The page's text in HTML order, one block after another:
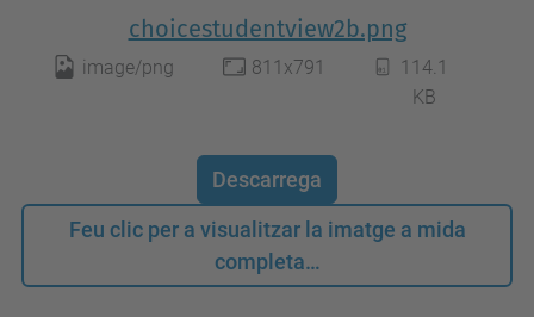
choicestudentview2b.png
image/png 811x791
114.1
KB
Descarrega
Feu clic per a visualitzar la imatge a mida
completa…